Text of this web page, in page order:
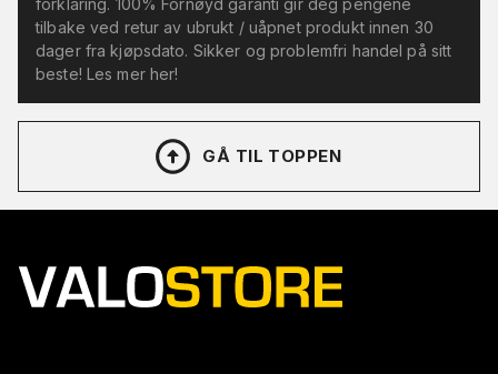
forklaring. 100% Fornøyd garanti gir deg pengene
tilbake ved retur av ubrukt / uåpnet produkt innen 30
dager fra kjøpsdato. Sikker og problemfri handel på sitt
beste! Les mer her!
GÅ TIL TOPPEN